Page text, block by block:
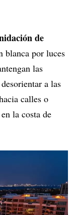
de
blanca por luces
las
a las
calles o
la costa de